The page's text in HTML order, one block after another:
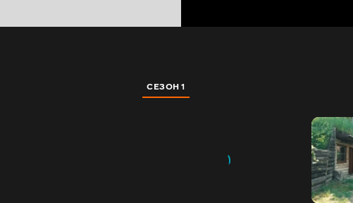
СЕЗОН 1